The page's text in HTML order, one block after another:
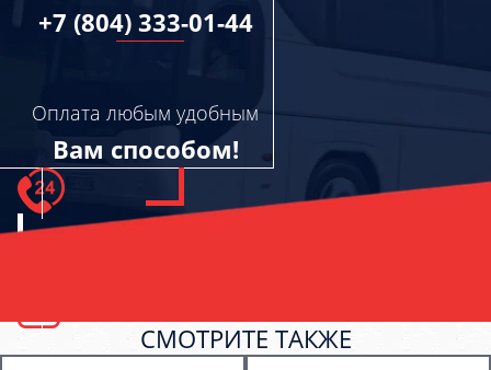
+7 (804) 333-01-44
Оплата любым удобным
Вам способом!
СМОТРИТЕ ТАКЖЕ